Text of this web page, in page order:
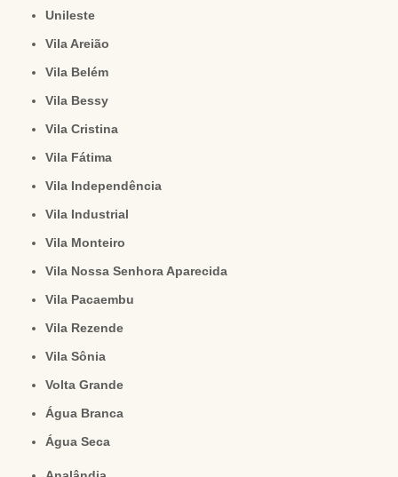
Unileste
Vila Areião
Vila Belém
Vila Bessy
Vila Cristina
Vila Fátima
Vila Independência
Vila Industrial
Vila Monteiro
Vila Nossa Senhora Aparecida
Vila Pacaembu
Vila Rezende
Vila Sônia
Volta Grande
Água Branca
Água Seca